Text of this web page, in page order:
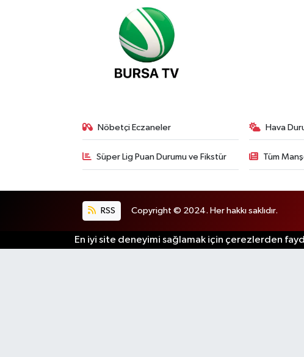
Nöbetçi Eczaneler Hava
Süper Lig Puan Durumu ve Fikstür Tüm
RSS Copyright © 2024. Her hakkı saklıdır.
En iyi site deneyimi sağlamak için çerezlerden